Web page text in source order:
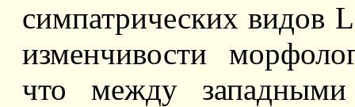
симпатрических видов
изменчивости
что между